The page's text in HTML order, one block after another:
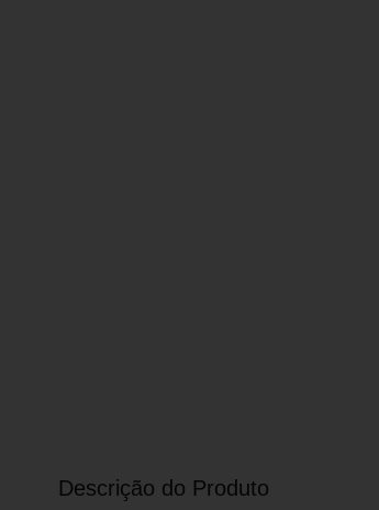
Descrição do Produto